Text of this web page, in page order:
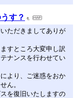
す？
ただきましてありが
すところ大変申し訳
ナンスを行わせてい
より、ご迷惑をおか
ん。
を復旧いたしますの